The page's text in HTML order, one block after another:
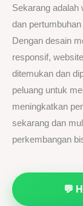
Sekarang adalah
dan
Dengan desain
responsif,
ditemukan dan
peluang untuk
meningkatkan
sekarang dan
perkembangan
💬